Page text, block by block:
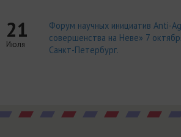
21
Июля
Форум научных инициатив Anti-
совершенства на Неве» 7
Санкт-Петербург.